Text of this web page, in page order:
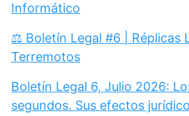
Informático
⚖️ Boletín Legal #6 | Réplicas
Terremotos
Boletín Legal 6, Julio 2026:
segundos. Sus efectos